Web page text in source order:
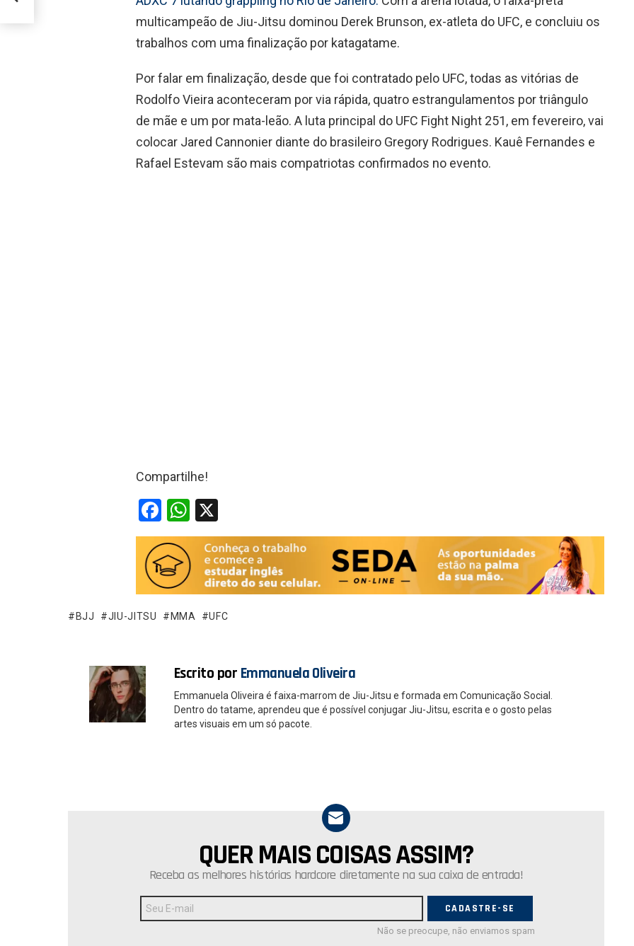
multicampeão de Jiu-Jitsu dominou Derek Brunson, ex-atleta do UFC, e concluiu os
trabalhos com uma finalização por katagatame.
Por falar em finalização, desde que foi contratado pelo UFC, todas as vitórias de
Rodolfo Vieira aconteceram por via rápida, quatro estrangulamentos por triângulo
de mãe e um por mata-leão. A luta principal do UFC Fight Night 251, em fevereiro, vai
colocar Jared Cannonier diante do brasileiro Gregory Rodrigues. Kauê Fernandes e
Rafael Estevam são mais compatriotas confirmados no evento.
Compartilhe!
F
a
ce
b
o
o
W
h
at
s
A
p
BJJ JIU-JITSU MMA UFC
Escrito por Emmanuela Oliveira
Emmanuela Oliveira é faixa-marrom de Jiu-Jitsu e formada em Comunicação Social.
Dentro do tatame, aprendeu que é possível conjugar Jiu-Jitsu, escrita e o gosto pelas
artes visuais em um só pacote.
QUER MAIS COISAS ASSIM?
Receba as melhores histórias hardcore diretamente na sua caixa de entrada!
de
E-
Não se preocupe, não enviamos spam